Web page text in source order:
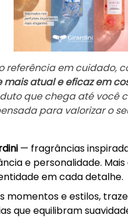
referência em cuidado,
atual e eficaz em
que chega até
para valorizar o
— fragrâncias
e personalidade.
em cada detalhe.
e estilos,
que equilibram